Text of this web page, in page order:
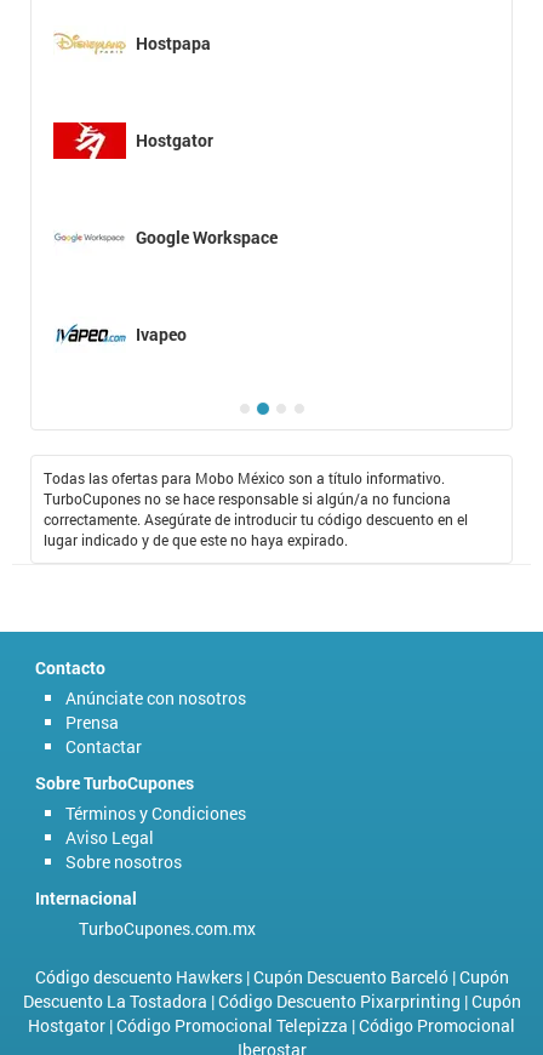
Hostpapa
Hostgator
Google Workspace
Ivapeo
Todas las ofertas para Mobo México son a título informativo.
TurboCupones no se hace responsable si algún/a no funciona
correctamente. Asegúrate de introducir tu código descuento en el
lugar indicado y de que este no haya expirado.
Contacto
Anúnciate con nosotros
Prensa
Contactar
Sobre TurboCupones
Términos y Condiciones
Aviso Legal
Sobre nosotros
Internacional
TurboCupones.com.mx
Código descuento Hawkers|Cupón Descuento Barceló|Cupón
Descuento La Tostadora |Código Descuento Pixarprinting |Cupón
Hostgator |Código Promocional Telepizza |Código Promocional
Iberostar